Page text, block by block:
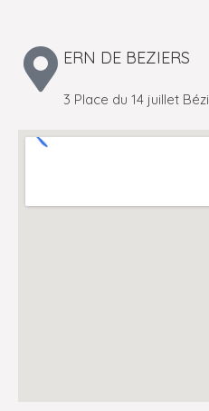
ERN DE BEZIERS
3 Place du 14 juillet